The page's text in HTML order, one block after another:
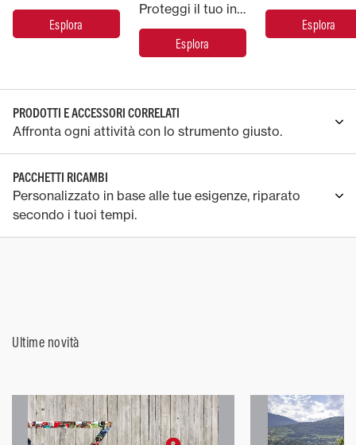
Esplora
Proteggi il tuo investimento Massey Ferguson e metti la tua macchina nelle mani degli esperti.
Esplora
Esplora
PRODOTTI E ACCESSORI CORRELATI
Affronta ogni attività con lo strumento giusto.
PACCHETTI RICAMBI
Personalizzato in base alle tue esigenze, riparato
secondo i tuoi tempi.
Ultime novità